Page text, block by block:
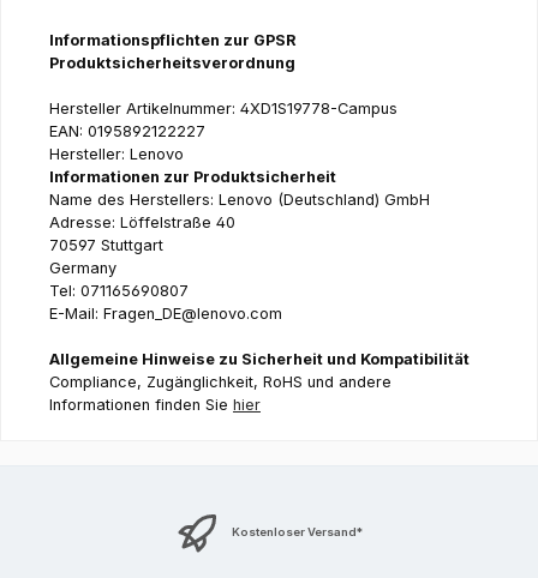
Informationspflichten zur GPSR
Produktsicherheitsverordnung
Hersteller Artikelnummer: 4XD1S19778-Campus
EAN: 0195892122227
Hersteller: Lenovo
Informationen zur Produktsicherheit
Name des Herstellers: Lenovo (Deutschland) GmbH
Adresse: Löffelstraße 40
70597 Stuttgart
Germany
Tel: 071165690807
E-Mail: Fragen_DE@lenovo.com
Allgemeine Hinweise zu Sicherheit und Kompatibilität
Compliance, Zugänglichkeit, RoHS und andere
Informationen finden Sie hier
Kostenloser Versand*